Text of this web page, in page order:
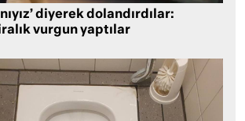
diyerek dolandırdılar:
vurgun yaptılar